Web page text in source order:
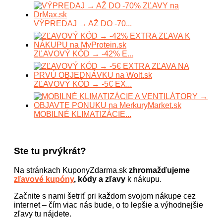
VÝPREDAJ → AŽ DO -70...
ZĽAVOVÝ KÓD → -42% E...
ZĽAVOVÝ KÓD → -5€ EX...
MOBILNÉ KLIMATIZÁCIE...
Ste tu prvýkrát?
Na stránkach KuponyZdarma.sk zhromažďujeme
zľavové kupóny, kódy a zľavy k nákupu.
Začnite s nami šetriť pri každom svojom nákupe cez
internet – čím viac nás bude, o to lepšie a výhodnejšie
zľavy tu nájdete.